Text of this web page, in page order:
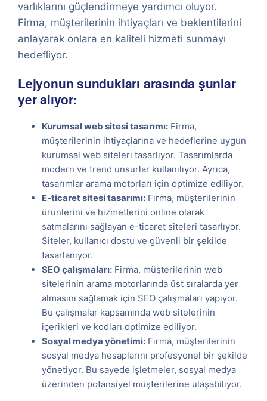
varlıklarını güçlendirmeye yardımcı oluyor.
Firma, müşterilerinin ihtiyaçları ve beklentilerini
anlayarak onlara en kaliteli hizmeti sunmayı
hedefliyor.
Lejyonun sundukları arasında şunlar
yer alıyor:
Kurumsal web sitesi tasarımı: Firma,
müşterilerinin ihtiyaçlarına ve hedeflerine uygun
kurumsal web siteleri tasarlıyor. Tasarımlarda
modern ve trend unsurlar kullanılıyor. Ayrıca,
tasarımlar arama motorları için optimize ediliyor.
E-ticaret sitesi tasarımı: Firma, müşterilerinin
ürünlerini ve hizmetlerini online olarak
satmalarını sağlayan e-ticaret siteleri tasarlıyor.
Siteler, kullanıcı dostu ve güvenli bir şekilde
tasarlanıyor.
SEO çalışmaları: Firma, müşterilerinin web
sitelerinin arama motorlarında üst sıralarda yer
almasını sağlamak için SEO çalışmaları yapıyor.
Bu çalışmalar kapsamında web sitelerinin
içerikleri ve kodları optimize ediliyor.
Sosyal medya yönetimi: Firma, müşterilerinin
sosyal medya hesaplarını profesyonel bir şekilde
yönetiyor. Bu sayede işletmeler, sosyal medya
üzerinden potansiyel müşterilerine ulaşabiliyor.